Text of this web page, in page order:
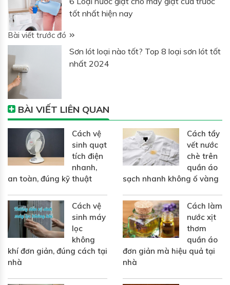
tốt nhất hiện nay
Bài viết trước đó
Sơn lót loại nào tốt? Top 8 loại sơn lót tốt
nhất 2024
BÀI VIẾT LIÊN QUAN
Cách vệ
sinh quạt
tích điện
nhanh,
an toàn, đúng kỹ thuật
Cách tẩy
vết nước
chè trên
quần áo
sạch nhanh không ố vàng
Cách vệ
sinh máy
lọc
không
khí đơn giản, đúng cách tại
nhà
Cách làm
nước xịt
thơm
quần áo
đơn giản mà hiệu quả tại
nhà